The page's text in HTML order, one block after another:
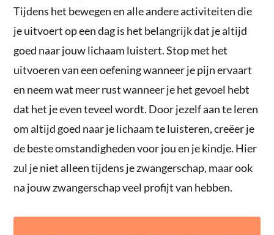
Tijdens het bewegen en alle andere activiteiten die
je uitvoert op een dag is het belangrijk dat je altijd
goed naar jouw lichaam luistert. Stop met het
uitvoeren van een oefening wanneer je pijn ervaart
en neem wat meer rust wanneer je het gevoel hebt
dat het je even teveel wordt. Door jezelf aan te leren
om altijd goed naar je lichaam te luisteren, creëer je
de beste omstandigheden voor jou en je kindje. Hier
zul je niet alleen tijdens je zwangerschap, maar ook
na jouw zwangerschap veel profijt van hebben.